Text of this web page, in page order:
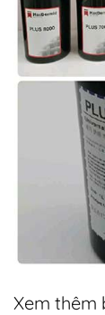
Xem thêm